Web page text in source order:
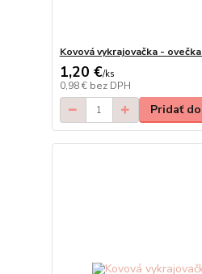
Kovová vykrajovačka -
1,20 €/ks
0,98 € bez DPH
Pridať